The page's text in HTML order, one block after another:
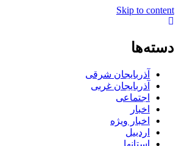
Skip to content
دسته‌ها
آذربایجان شرقی
آذربایجان غربی
اجتماعی
اخبار
اخبار ویژه
اردبیل
استانها